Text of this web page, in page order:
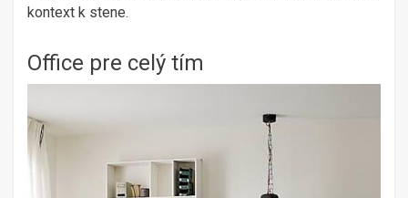
kontext k stene.
Office pre celý tím